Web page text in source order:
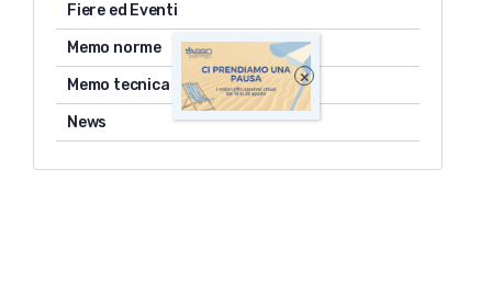
Fiere ed Eventi
Memo norme
Memo tecnica
News
×